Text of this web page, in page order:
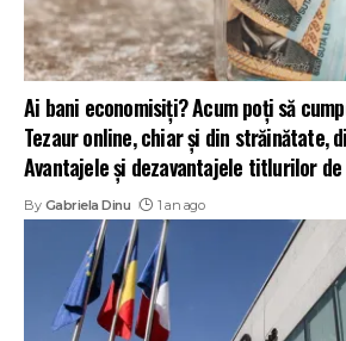
Ai bani economisiți? Acum poți să
Tezaur online, chiar și din străinătate,
Avantajele și dezavantajele titlurilor
By Gabriela Dinu 1 an ago